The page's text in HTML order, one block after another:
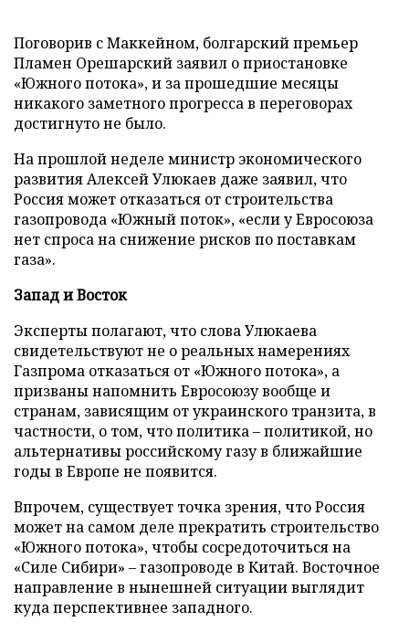
Поговорив с Маккейном, болгарский премьер
Пламен Орешарский заявил о приостановке
«Южного потока», и за прошедшие месяцы
никакого заметного прогресса в переговорах
достигнуто не было.
На прошлой неделе министр экономического
развития Алексей Улюкаев даже заявил, что
Россия может отказаться от строительства
газопровода «Южный поток», «если у Евросоюза
нет спроса на снижение рисков по поставкам
газа».
Запад и Восток
Эксперты полагают, что слова Улюкаева
свидетельствуют не о реальных намерениях
Газпрома отказаться от «Южного потока», а
призваны напомнить Евросоюзу вообще и
странам, зависящим от украинского транзита, в
частности, о том, что политика – политикой, но
альтернативы российскому газу в ближайшие
годы в Европе не появится.
Впрочем, существует точка зрения, что Россия
может на самом деле прекратить строительство
«Южного потока», чтобы сосредоточиться на
«Силе Сибири» – газопроводе в Китай. Восточное
направление в нынешней ситуации выглядит
куда перспективнее западного.